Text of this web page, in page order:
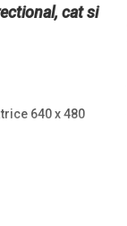
cat si
640 x 480